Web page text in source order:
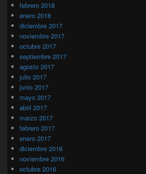
febrero 2018
enero 2018
diciembre 2017
noviembre 2017
octubre 2017
septiembre 2017
agosto 2017
julio 2017
junio 2017
mayo 2017
abril 2017
marzo 2017
febrero 2017
enero 2017
diciembre 2016
noviembre 2016
octubre 2016